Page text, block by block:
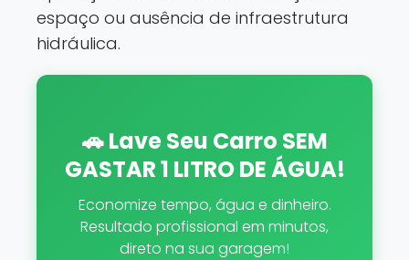
espaço ou ausência de infraestrutura
hidráulica.
🚗 Lave Seu Carro SEM
GASTAR 1 LITRO DE ÁGUA!
Economize tempo, água e dinheiro.
Resultado profissional em minutos,
direto na sua garagem!